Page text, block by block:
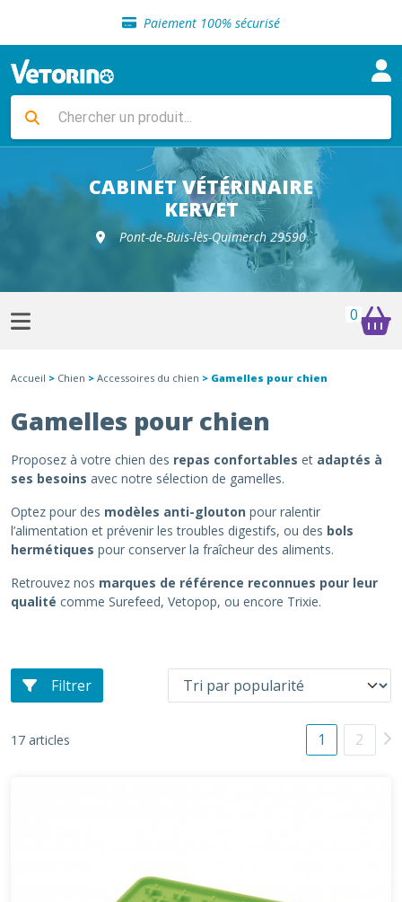
Paiement 100% sécurisé
Livraison gratuite en clinique vétérinaire
Sélection de croquettes vétérinaire
Livraison gratuite en clinique vétérinaire
Retour gratuit en clinique
Sélection de croquettes vétérinaire
CABINET VÉTÉRINAIRE
KERVET
Pont-de-Buis-lès-Quimerch 29590
0
Accueil > Chien > Accessoires du chien > Gamelles pour chien
Gamelles pour chien
Proposez à votre chien des repas confortables et adaptés à
ses besoins avec notre sélection de gamelles.
Optez pour des modèles anti-glouton pour ralentir
l’alimentation et prévenir les troubles digestifs, ou des bols
hermétiques pour conserver la fraîcheur des aliments.
Retrouvez nos marques de référence reconnues pour leur
qualité comme Surefeed, Vetopop, ou encore Trixie.
Filtrer
17 articles 1 2